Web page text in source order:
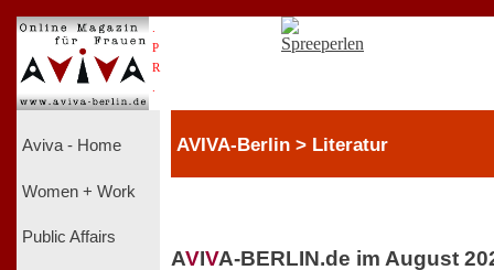
P
R
Aviva - Home
Women + Work
Public Affairs
AVIVA-Berlin > Literatur
AVIVA-BERLIN.de im August